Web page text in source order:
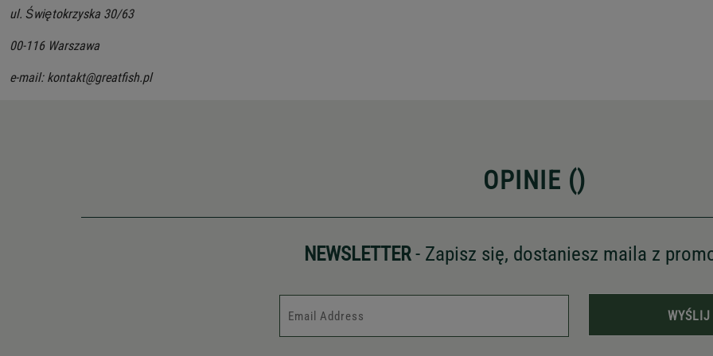
ul. Świętokrzyska 30/63
00-116 Warszawa
e-mail: kontakt@greatfish.pl
OPINIE ()
NEWSLETTER- Zapisz się, dostaniesz maila z
WYŚLIJ